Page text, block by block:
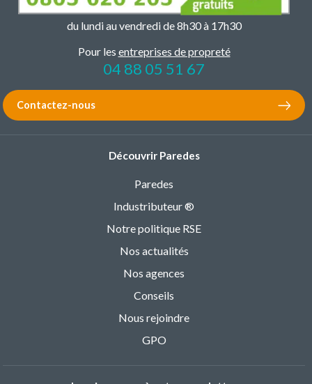
du lundi au vendredi de 8h30 à 17h30
Pour les entreprises de propreté
04 88 05 51 67
Contactez-nous
Découvrir Paredes
Paredes
Industributeur ®
Notre politique RSE
Nos actualités
Nos agences
Conseils
Nous rejoindre
GPO